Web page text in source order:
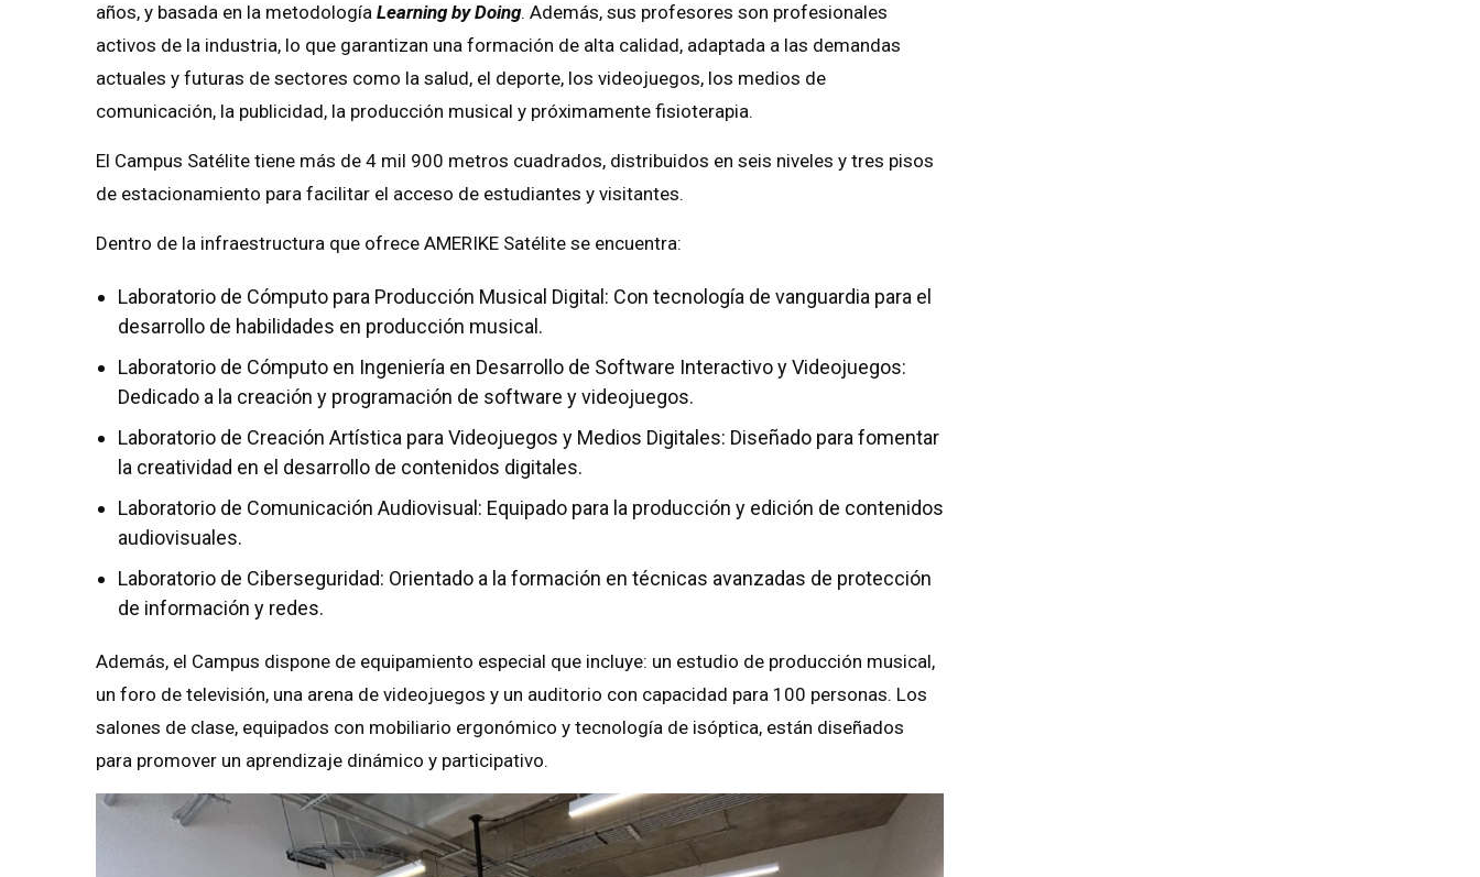
años, y basada en la metodología Learning by Doing. Además, sus profesores son profesionales
activos de la industria, lo que garantizan una formación de alta calidad, adaptada a las demandas
actuales y futuras de sectores como la salud, el deporte, los videojuegos, los medios de
comunicación, la publicidad, la producción musical y próximamente fisioterapia.
El Campus Satélite tiene más de 4 mil 900 metros cuadrados, distribuidos en seis niveles y tres pisos
de estacionamiento para facilitar el acceso de estudiantes y visitantes.
Dentro de la infraestructura que ofrece AMERIKE Satélite se encuentra:
Laboratorio de Cómputo para Producción Musical Digital: Con tecnología de vanguardia para el
desarrollo de habilidades en producción musical.
Laboratorio de Cómputo en Ingeniería en Desarrollo de Software Interactivo y Videojuegos:
Dedicado a la creación y programación de software y videojuegos.
Laboratorio de Creación Artística para Videojuegos y Medios Digitales: Diseñado para fomentar
la creatividad en el desarrollo de contenidos digitales.
Laboratorio de Comunicación Audiovisual: Equipado para la producción y edición de contenidos
audiovisuales.
Laboratorio de Ciberseguridad: Orientado a la formación en técnicas avanzadas de protección
de información y redes.
Además, el Campus dispone de equipamiento especial que incluye: un estudio de producción musical,
un foro de televisión, una arena de videojuegos y un auditorio con capacidad para 100 personas. Los
salones de clase, equipados con mobiliario ergonómico y tecnología de isóptica, están diseñados
para promover un aprendizaje dinámico y participativo.